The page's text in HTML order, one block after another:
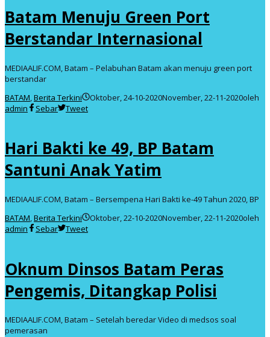
Batam Menuju Green Port
Berstandar Internasional
MEDIAALIF.COM, Batam – Pelabuhan Batam akan menuju green port
berstandar
BATAM,Berita Terkini Oktober, 24-10-2020November, 22-11-2020oleh
admin
Sebar Tweet
Hari Bakti ke 49, BP Batam
Santuni Anak Yatim
MEDIAALIF.COM, Batam – Bersempena Hari Bakti ke-49 Tahun 2020, BP
BATAM,Berita Terkini Oktober, 22-10-2020November, 22-11-2020oleh
admin
Sebar Tweet
Oknum Dinsos Batam Peras
Pengemis, Ditangkap Polisi
MEDIAALIF.COM, Batam – Setelah beredar Video di medsos soal
pemerasan